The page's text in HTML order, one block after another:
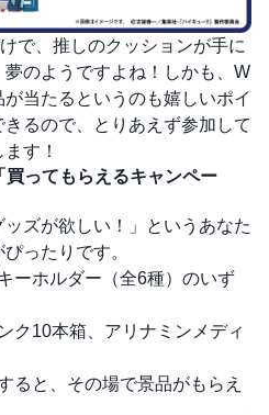
で、推しのクッションが手に
のようですよね！しかも、W
当たるというのも嬉しいポイ
るので、とりあえず参加して
す！
ってもらえるキャンペー
ズが欲しい！」というあなた
ったりです。
ーホルダー（全6種）のいず
ク10本箱、アリナミンメディ
ると、その場で景品がもらえ